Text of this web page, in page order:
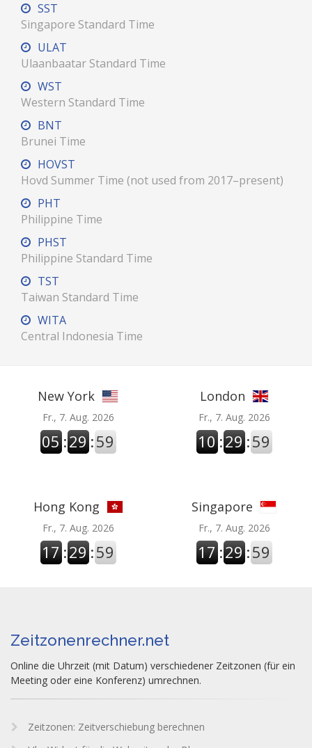
SST
Singapore Standard Time
ULAT
Ulaanbaatar Standard Time
WST
Western Standard Time
BNT
Brunei Time
HOVST
Hovd Summer Time (not used from 2017–present)
PHT
Philippine Time
PHST
Philippine Standard Time
TST
Taiwan Standard Time
WITA
Central Indonesia Time
New York
Fr., 7. Aug. 2026
05 :29 :59
London
Fr., 7. Aug. 2026
10 :29 :59
Hong Kong
Fr., 7. Aug. 2026
17 :29 :59
Singapore
Fr., 7. Aug. 2026
17 :29 :59
Zeitzonenrechner.net
Online die Uhrzeit (mit Datum) verschiedener Zeitzonen (für ein
Meeting oder eine Konferenz) umrechnen.
Zeitzonen: Zeitverschiebung berechnen